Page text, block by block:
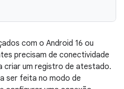
com o Android 16 ou
precisam de conectividade
criar um registro de atestado.
ser feita no modo de